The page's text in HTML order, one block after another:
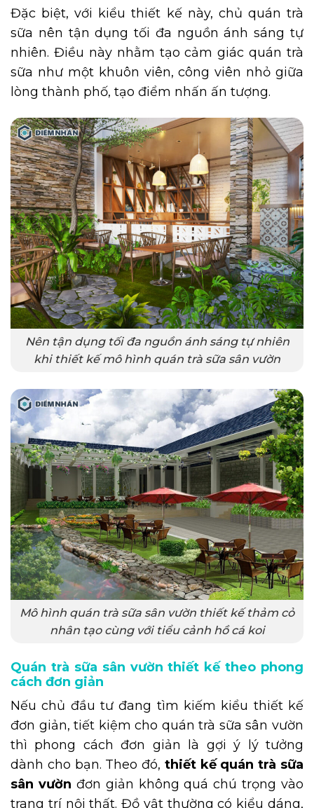
Đặc biệt, với kiểu thiết kế này, chủ quán trà
sữa nên tận dụng tối đa nguồn ánh sáng tự
nhiên. Điều này nhằm tạo cảm giác quán trà
sữa như một khuôn viên, công viên nhỏ giữa
lòng thành phố, tạo điểm nhấn ấn tượng.
Nên tận dụng tối đa nguồn ánh sáng tự nhiên
khi thiết kế mô hình quán trà sữa sân vườn
Mô hình quán trà sữa sân vườn thiết kế thảm cỏ
nhân tạo cùng với tiểu cảnh hồ cá koi
Quán trà sữa sân vườn thiết kế theo phong
cách đơn giản
Nếu chủ đầu tư đang tìm kiếm kiểu thiết kế
đơn giản, tiết kiệm cho quán trà sữa sân vườn
thì phong cách đơn giản là gợi ý lý tưởng
dành cho bạn. Theo đó, thiết kế quán trà sữa
sân vườn đơn giản không quá chú trọng vào
trang trí nội thất. Đồ vật thường có kiểu dáng,